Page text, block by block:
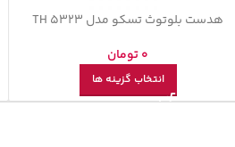
هدست بلوتوث تسکو مدل TH 5323
0تومان
انتخاب گزینه ها